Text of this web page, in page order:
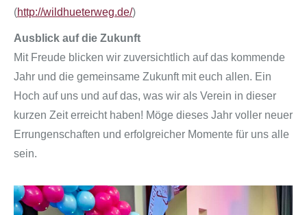
(http://wildhueterweg.de/)
Ausblick auf die Zukunft
Mit Freude blicken wir zuversichtlich auf das kommende
Jahr und die gemeinsame Zukunft mit euch allen. Ein
Hoch auf uns und auf das, was wir als Verein in dieser
kurzen Zeit erreicht haben! Möge dieses Jahr voller neuer
Errungenschaften und erfolgreicher Momente für uns alle
sein.